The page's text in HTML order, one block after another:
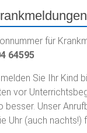
für
64595
Sie Ihr Kind
vor
besser. Unser
Uhr (auch nachts!)